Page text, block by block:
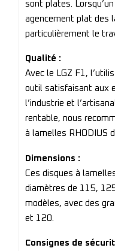
sont plates.
agencement plat des
particulièrement le
Qualité :
Avec le LGZ F1,
outil satisfaisant aux
l’industrie et
rentable, nous
à lamelles RHODIUS
Dimensions :
Ces disques à
diamètres de 115,
modèles, avec des
et 120.
Consignes de